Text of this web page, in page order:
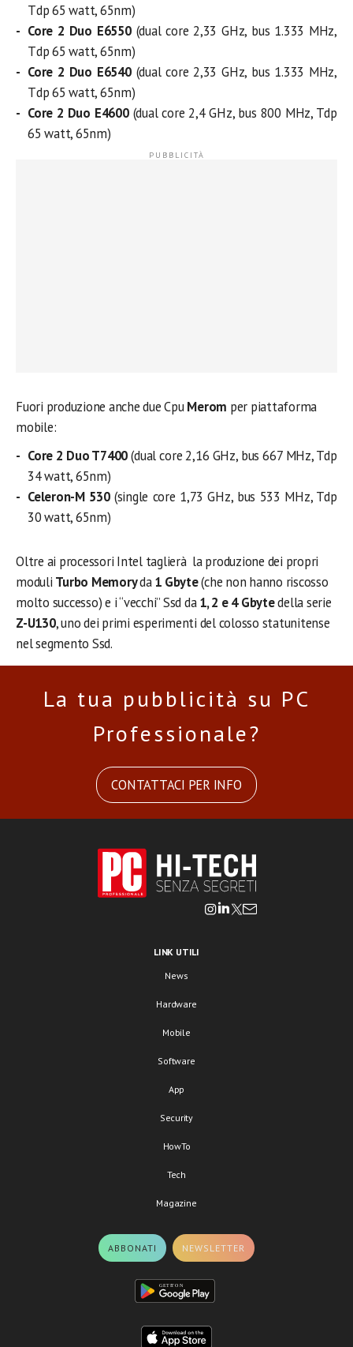
Tdp 65 watt, 65nm)
Core 2 Duo E6550(dual core 2,33 GHz, bus 1.333 MHz,
Tdp 65 watt, 65nm)
Core 2 Duo E6540(dual core 2,33 GHz, bus 1.333 MHz,
Tdp 65 watt, 65nm)
Core 2 Duo E4600(dual core 2,4 GHz, bus 800 MHz, Tdp
65 watt, 65nm)
Fuori produzione anche due CpuMerom per piattaforma
mobile:
Core 2 Duo T7400(dual core 2,16 GHz, bus 667 MHz, Tdp
34 watt, 65nm)
Celeron-M 530(single core 1,73 GHz, bus 533 MHz, Tdp
30 watt, 65nm)
Oltre ai processori Intel taglierà la produzione dei propri
moduli Turbo Memoryda1 Gbyte(che non hanno riscosso
molto successo) e i “vecchi” Ssd da1, 2 e 4 Gbytedella serie
Z-U130, uno dei primi esperimenti del colosso statunitense
nel segmento Ssd.
La tua pubblicità su PC
Professionale?
CONTATTACI PER INFO
LINK UTILI
News
Hardware
Mobile
Software
App
Security
HowTo
Tech
Magazine
ABBONATI NEWSLETTER